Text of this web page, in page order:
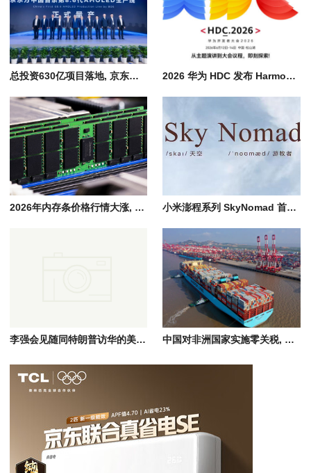
总投资630亿项目落地, 京东方国产8.6代AMOLED柔性显示屏量产 2026 华为 HDC 发布 HarmonyOS 7, 全场景智能操作系统迈入 Agent 时代
2026年内存条价格行情大涨, AI产业引爆存储市场供需失衡, 消费端全面承压 小米澎程系列 SkyNomad 首款SUV新能源汽车预计7月底发布、8月正式上市
李强会见随同特朗普访华的美国工商界代表，共话中美经贸合作 中国对非洲国家实施零关税, 涵盖非洲进口农产品/矿产资源/工业品等全品类